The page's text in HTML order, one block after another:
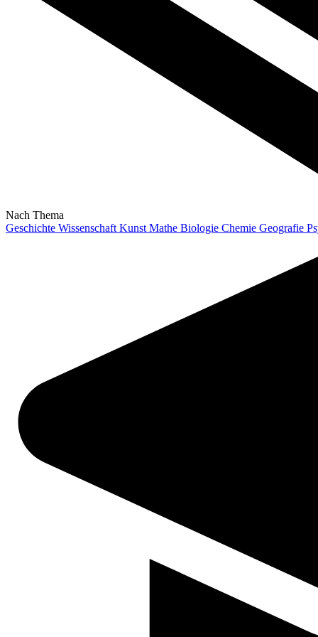
Nach Thema
Geschichte Wissenschaft Kunst Mathe Biologie Chemie Geografie